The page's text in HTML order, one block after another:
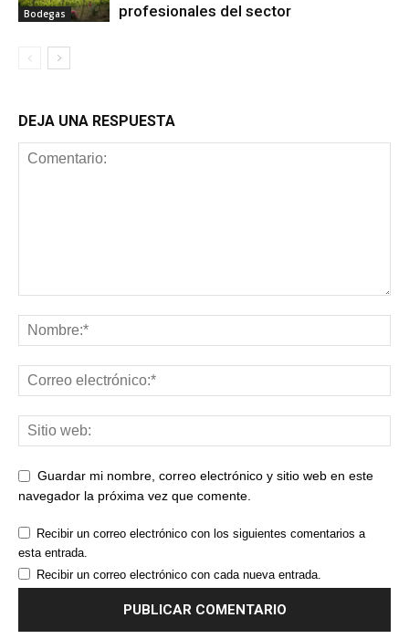
Bodegas
profesionales del sector
DEJA UNA RESPUESTA
Guardar mi nombre, correo electrónico y sitio web en este
navegador la próxima vez que comente.
Recibir un correo electrónico con los siguientes comentarios a
esta entrada.
Recibir un correo electrónico con cada nueva entrada.